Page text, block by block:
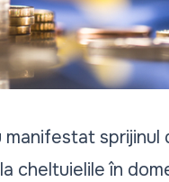
sprijinul
cheltuielile în